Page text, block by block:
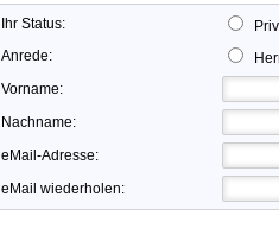
Ihr Status:
Anrede:
Vorname:
Nachname:
eMail-Adresse:
eMail wiederholen: